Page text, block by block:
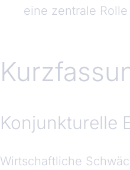
eine zentrale
Konjunkturelle
Wirtschaftliche